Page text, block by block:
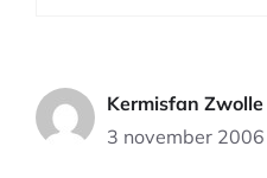
Kermisfan Zwolle
3 november